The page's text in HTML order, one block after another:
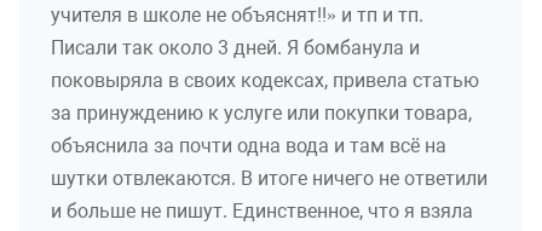
учителя в школе не объяснят!!» и тп и тп.
Писали так около 3 дней. Я бомбанула и
поковыряла в своих кодексах, привела статью
за принуждению к услуге или покупки товара,
объяснила за почти одна вода и там всё на
шутки отвлекаются. В итоге ничего не ответили
и больше не пишут. Единственное, что я взяла